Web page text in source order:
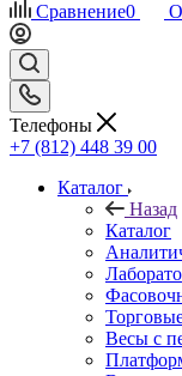
Сравнение0
Телефоны
+7 (812) 448 39 00
Каталог
Назад
Каталог
Весы с